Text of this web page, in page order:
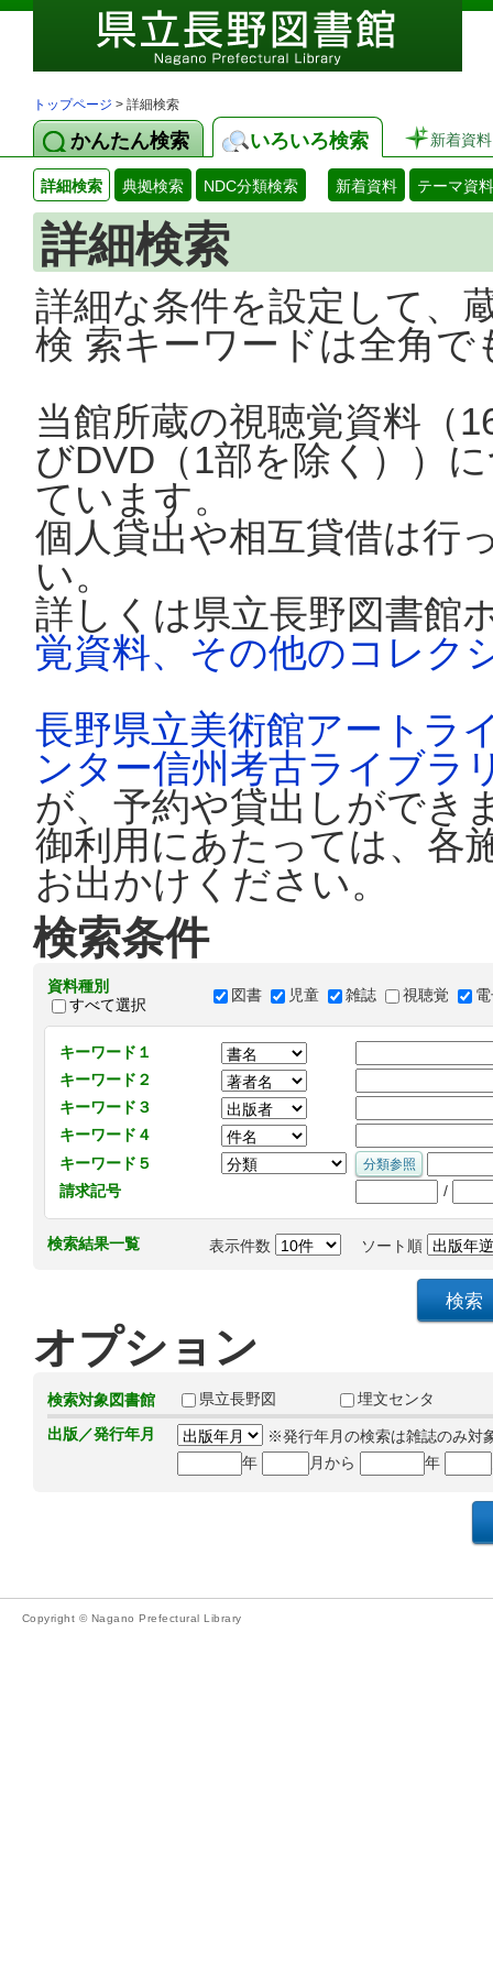
トップページ > 詳細検索
かんたん検索 いろいろ検索 新着資料
詳細検索 典拠検索 NDC分類検索 新着資料 テーマ資料
詳細検索
詳細な条件を設定して、
検 索キーワードは全角
当館所蔵の視聴覚資料（
びDVD（1部を除く））
ています。
個人貸出や相互貸借は行
い。
詳しくは県立長野図書館
覚資料、その他のコレク
長野県立美術館アートラ
ンター信州考古ライブラ
が、予約や貸出しができ
御利用にあたっては、各
お出かけください。
検索条件
資料種別
すべて選択
図書 児童 雑誌 視聴覚
キーワード１
キーワード２
キーワード３
キーワード４
キーワード５
請求記号
/
検索結果一覧 表示件数 ソート順
オプション
検索対象図書館 県立長野図
埋文センタ
出版／発行年月
※発行年月の検索は雑誌のみ対
年
月から 年
Copyright © Nagano Prefectural Library